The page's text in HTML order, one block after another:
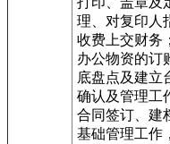
理、对复印人
收费上交财务
办公物资的订
底盘点及建立
确认及管理工
合同签订、建
基础管理工作